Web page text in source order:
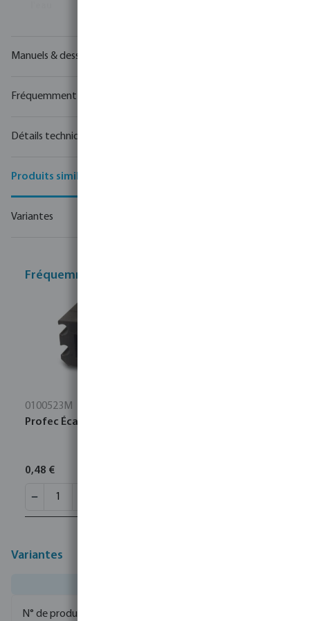
Manuels & dessins
Fréquemment achetés ensemble
Détails techniques
Produits similaires
Variantes
Fréquemment achetés ensemble
0100523M
Profec Écarteur PP noir
0,48 €
Variantes